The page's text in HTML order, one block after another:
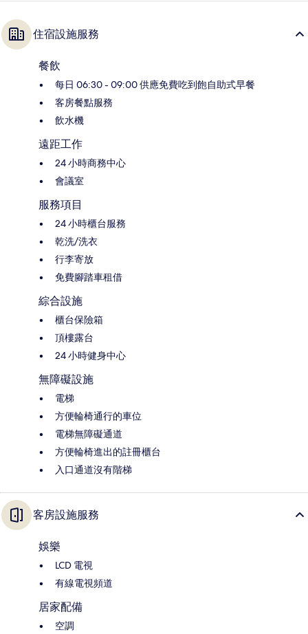
住宿設施服務
餐飲
每日 06:30 - 09:00 供應免費吃到飽自助式早餐
客房餐點服務
飲水機
遠距工作
24 小時商務中心
會議室
服務項目
24 小時櫃台服務
乾洗/洗衣
行李寄放
免費腳踏車租借
綜合設施
櫃台保險箱
頂樓露台
24 小時健身中心
無障礙設施
電梯
方便輪椅通行的車位
電梯無障礙通道
方便輪椅進出的註冊櫃台
入口通道沒有階梯
客房設施服務
娛樂
LCD 電視
有線電視頻道
居家配備
空調